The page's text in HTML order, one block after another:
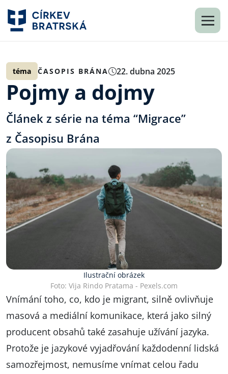
téma ČASOPIS BRÁNA 22. dubna 2025
Pojmy a dojmy
Článek z série na téma “Migrace”
z Časopisu Brána
Ilustrační obrázek
Foto: Vija Rindo Pratama - Pexels.com
Vnímání toho, co, kdo je migrant, silně ovlivňuje
masová a mediální komunikace, která jako silný
producent obsahů také zasahuje užívání jazyka.
Protože je jazykové vyjadřování každodenní lidská
samozřejmost, nemusíme vnímat celou řadu